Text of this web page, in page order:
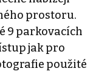
prostoru.
9 parkovacích
jak pro
použité